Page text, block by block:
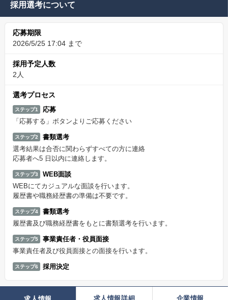
採用選考について
応募期限
2026/5/25 17:04 まで
採用予定人数
2人
選考プロセス
ステップ1
応募
「応募する」ボタンよりご応募ください
ステップ2
書類選考
選考結果は合否に関わらずすべての方に連絡
応募者へ5 日以内に連絡します。
ステップ3
WEB面談
WEBにてカジュアルな面談を行います。
履歴書や職務経歴書の準備は不要です。
ステップ4
書類選考
履歴書及び職務経歴書をもとに書類選考を行います。
ステップ5
事業責任者・役員面接
事業責任者及び役員面接との面接を行います。
ステップ6 採用決定
求人情報詳細 企業情報